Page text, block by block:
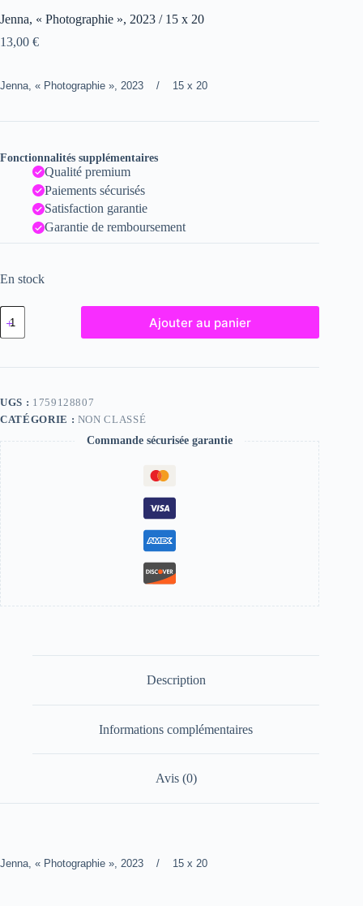
Jenna, « Photographie », 2023 / 15 x 20
13,00 €
Jenna, « Photographie », 2023 / 15 x 20
Fonctionnalités supplémentaires
Qualité premium
Paiements sécurisés
Satisfaction garantie
Garantie de remboursement
En stock
quantité
de
Jenna,
2023
x
20
Ajouter au panier
UGS : 1759128807
CATÉGORIE : NON CLASSÉ
Commande sécurisée garantie
Description
Informations complémentaires
Avis (0)
Jenna, « Photographie », 2023 / 15 x 20